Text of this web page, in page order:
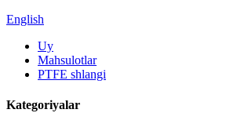
English
Uy
Mahsulotlar
PTFE shlangi
Kategoriyalar